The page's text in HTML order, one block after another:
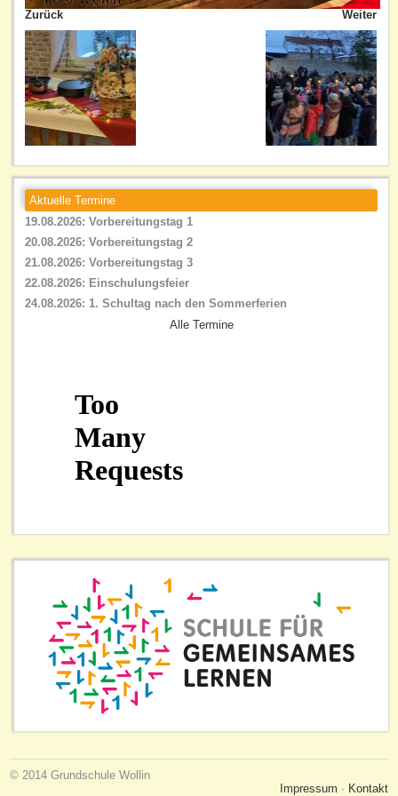
Zurück Weiter
Aktuelle Termine
19.08.2026: Vorbereitungstag 1
20.08.2026: Vorbereitungstag 2
21.08.2026: Vorbereitungstag 3
22.08.2026: Einschulungsfeier
24.08.2026: 1. Schultag nach den Sommerferien
Alle Termine
© 2014 Grundschule Wollin
Impressum · Kontakt